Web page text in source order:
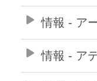
情報 - ア
情報 - ア